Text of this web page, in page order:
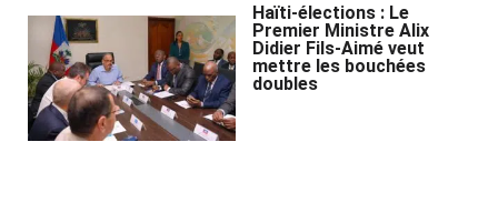
Haïti-élections : Le
Premier Ministre Alix
Didier Fils-Aimé veut
mettre les bouchées
doubles